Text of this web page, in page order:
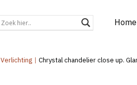
Home
Verlichting | Chrystal chandelier close up.